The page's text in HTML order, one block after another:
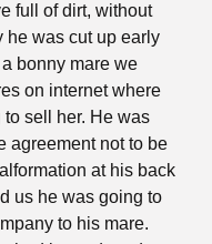
full of dirt, without
he was cut up early
bonny mare we
on internet where
sell her. He was
agreement not to be
at his back
us he was going to
to his mare.